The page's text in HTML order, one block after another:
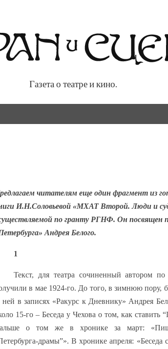
Газета о театре и кино.
читателям еще один фрагмент из
И.Н.Соловьевой «МХАТ Второй. Люди и
по гранту РГНФ. Он посвящен
Андрея Белого.
1
Текст, для театра сочиненный автором по
в мае 1924-го. До того, в зимнюю пору,
в записях «Ракурс к Дневнику» Андрея
15-го – Беседа у Чехова о том, как ставить
о том же в хронике за март:
драмы”». В хронике апреля: «Беседа